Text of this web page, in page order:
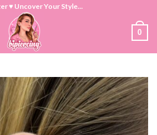
♥ Uncover Your Style...
0